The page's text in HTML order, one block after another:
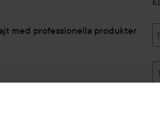
med professionella produkter